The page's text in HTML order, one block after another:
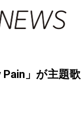
Pain」が主